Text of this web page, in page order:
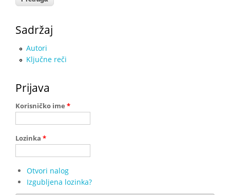
Sadržaj
Autori
Ključne reči
Prijava
Korisničko ime *
Lozinka *
Otvori nalog
Izgubljena lozinka?